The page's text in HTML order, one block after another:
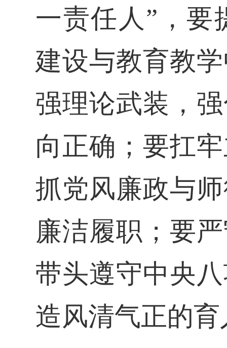
一责任人”，要
建设与教育教
强理论武装，
向正确；要扛
抓党风廉政与
廉洁履职；要
带头遵守中央
造风清气正的